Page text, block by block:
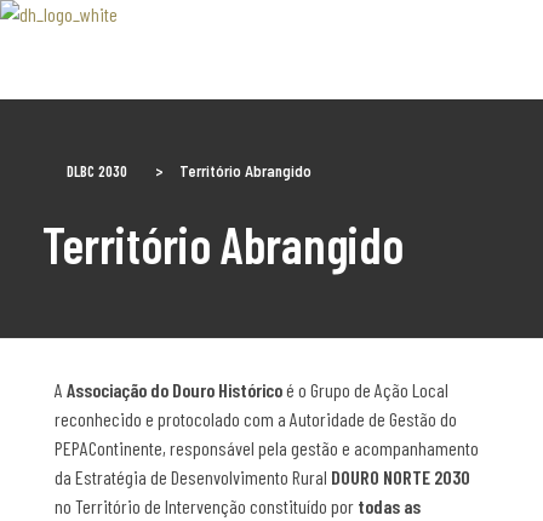
DLBC 2030 > Território Abrangido
Território Abrangido
A Associação do Douro Históricoé o Grupo de Ação Local
reconhecido e protocolado com a Autoridade de Gestão do
PEPAContinente, responsável pela gestão e acompanhamento
da Estratégia de Desenvolvimento Rural DOURO NORTE 2030
no Território de Intervenção constituído por todas as